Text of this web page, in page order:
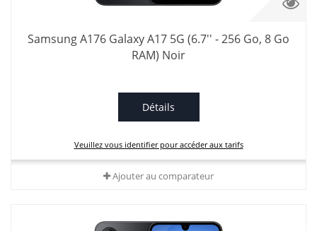
Samsung A176 Galaxy A17 5G (6.7'' - 256 Go, 8 Go
RAM) Noir
Détails
Veuillez vous identifier pour accéder aux tarifs
Ajouter au comparateur